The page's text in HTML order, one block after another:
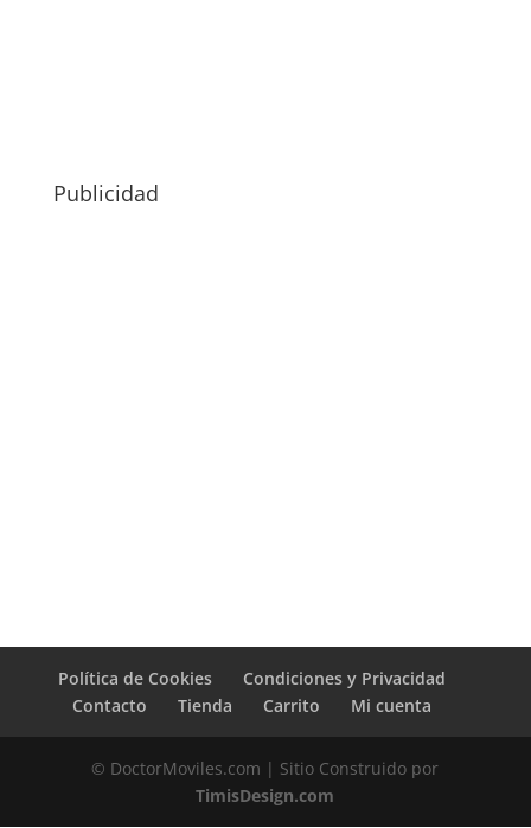
Publicidad
Política de Cookies
Condiciones y Privacidad
Contacto
Tienda Carrito Mi cuenta
© DoctorMoviles.com | Sitio Construido por
TimisDesign.com